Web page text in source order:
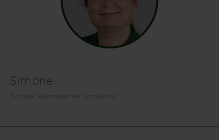
Simone
Locatie: Nijmegen en omgeving